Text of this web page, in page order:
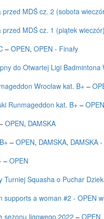
przed MDŚ cz. 2 (sobota
przed MDŚ cz. 1 (piątek wieczór)
–OPEN,OPEN - Finały
do Otwartej Ligi Badmintona
Wrocław kat. B+ –
Runmageddon kat. B+–OPEN
OPEN, DAMSKA
–OPEN, DAMSKA, DAMSKA -
–OPEN
Turniej Squasha o Puchar
supports a woman #2 - OPEN
sezonu ligowego 2022 –OPEN